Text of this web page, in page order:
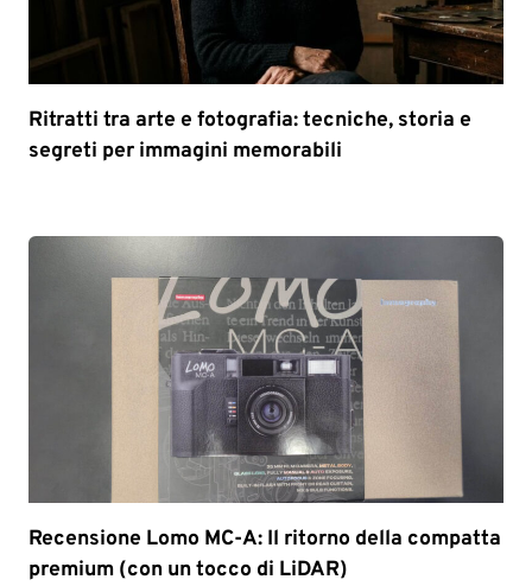
Ritratti tra arte e fotografia: tecniche, storia e
segreti per immagini memorabili
Recensione Lomo MC-A: Il ritorno della compatta
premium (con un tocco di LiDAR)